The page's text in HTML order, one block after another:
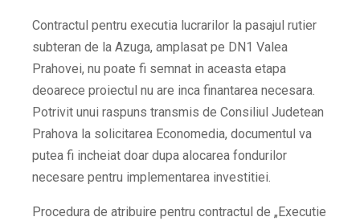
Contractul pentru executia lucrarilor la pasajul rutier
subteran de la Azuga, amplasat pe DN1 Valea
Prahovei, nu poate fi semnat in aceasta etapa
deoarece proiectul nu are inca finantarea necesara.
Potrivit unui raspuns transmis de Consiliul Judetean
Prahova la solicitarea Economedia, documentul va
putea fi incheiat doar dupa alocarea fondurilor
necesare pentru implementarea investitiei.
Procedura de atribuire pentru contractul de „Executie